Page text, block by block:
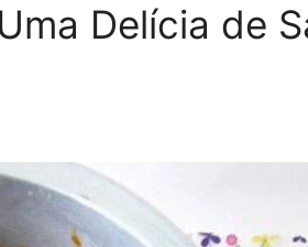
Delícia de